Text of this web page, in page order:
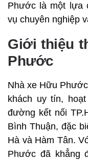
Phước là một lựa
vụ chuyên nghiệp
Giới thiệu
Phước
Nhà xe Hữu
khách uy tín,
đường kết nối
Bình Thuận, đặc
Hà và Hàm Tân.
Phước đã khẳng